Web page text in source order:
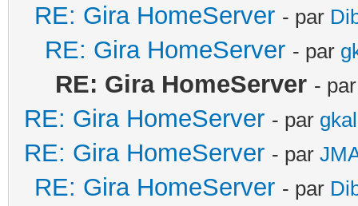
RE: Gira HomeServer - par
RE: Gira HomeServer - par
RE: Gira HomeServer -
RE: Gira HomeServer - par
RE: Gira HomeServer - par
RE: Gira HomeServer - par